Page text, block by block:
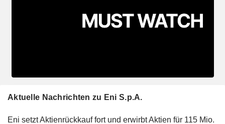
Aktuelle Nachrichten zu Eni S.p.A.
Eni setzt Aktienrückkauf fort und erwirbt Aktien für 115 Mio.